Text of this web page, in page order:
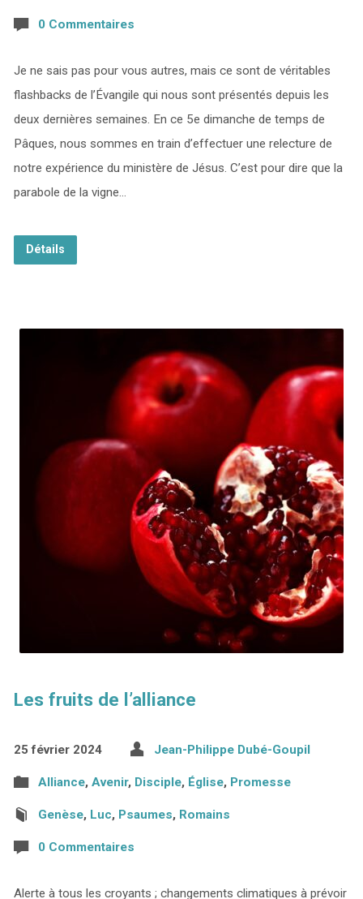
0 Commentaires
Je ne sais pas pour vous autres, mais ce sont de véritables
flashbacks de l’Évangile qui nous sont présentés depuis les
deux dernières semaines. En ce 5e dimanche de temps de
Pâques, nous sommes en train d’effectuer une relecture de
notre expérience du ministère de Jésus. C’est pour dire que la
parabole de la vigne…
Détails
Les fruits de l’alliance
25 février 2024 Jean-Philippe Dubé-Goupil
Alliance, Avenir, Disciple, Église, Promesse
Genèse, Luc, Psaumes, Romains
0 Commentaires
Alerte à tous les croyants ; changements climatiques à prévoir